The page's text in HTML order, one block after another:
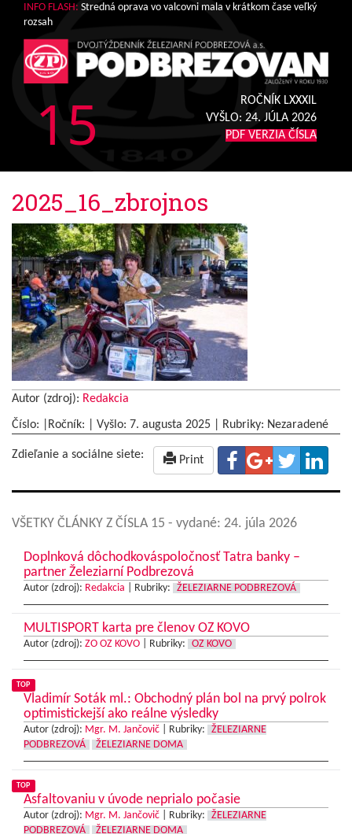
INFO FLASH: Stredná oprava vo valcovni mala v krátkom čase veľký
rozsah
15
ROČNÍK LXXXIL
VYŠLO: 24. JÚLA 2026
PDF VERZIA ČÍSLA
2025_16_zbrojnos
Autor (zdroj): Redakcia
Číslo: |Ročník: | Vyšlo: 7. augusta 2025 Rubriky: Nezaradené
Zdieľanie a sociálne siete: Print
VŠETKY ČLÁNKY Z ČÍSLA 15 - vydané: 24. júla 2026
Doplnková dôchodkováspoločnosť Tatra banky –
partner Železiarní Podbrezová
Autor (zdroj): Redakcia Rubriky: ŽELEZIARNE PODBREZOVÁ
MULTISPORT karta pre členov OZ KOVO
Autor (zdroj): ZO OZ KOVO Rubriky: OZ KOVO
TOP
Vladimír Soták ml.: Obchodný plán bol na prvý polrok
optimistickejší ako reálne výsledky
Autor (zdroj): Mgr. M. Jančovič Rubriky:
ŽELEZIARNE
PODBREZOVÁ
ŽELEZIARNE DOMA
TOP
Asfaltovaniu v úvode neprialo počasie
Autor (zdroj): Mgr. M. Jančovič Rubriky:
ŽELEZIARNE
PODBREZOVÁ
ŽELEZIARNE DOMA